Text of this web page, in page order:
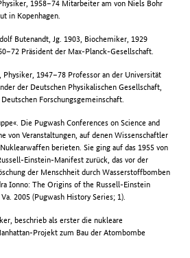
1958–74 Mitarbeiter am von Niels Bohr
in Kopenhagen.
Butenandt, Jg. 1903, Biochemiker, 1929
Präsident der Max-Planck-Gesellschaft.
1947–78 Professor an der Universität
der Deutschen Physikalischen Gesellschaft,
Forschungsgemeinschaft.
Die Pugwash Conferences on Science and
von Veranstaltungen, auf denen Wissenschaftler
berieten. Sie ging auf das 1955 von
Einstein-Manifest zurück, das vor der
der Menschheit durch Wasserstoffbomben
Ionno: The Origins of the Russell-Einstein
2005 (Pugwash History Series; 1).
beschrieb als erster die nukleare
Projekt zum Bau der Atombombe